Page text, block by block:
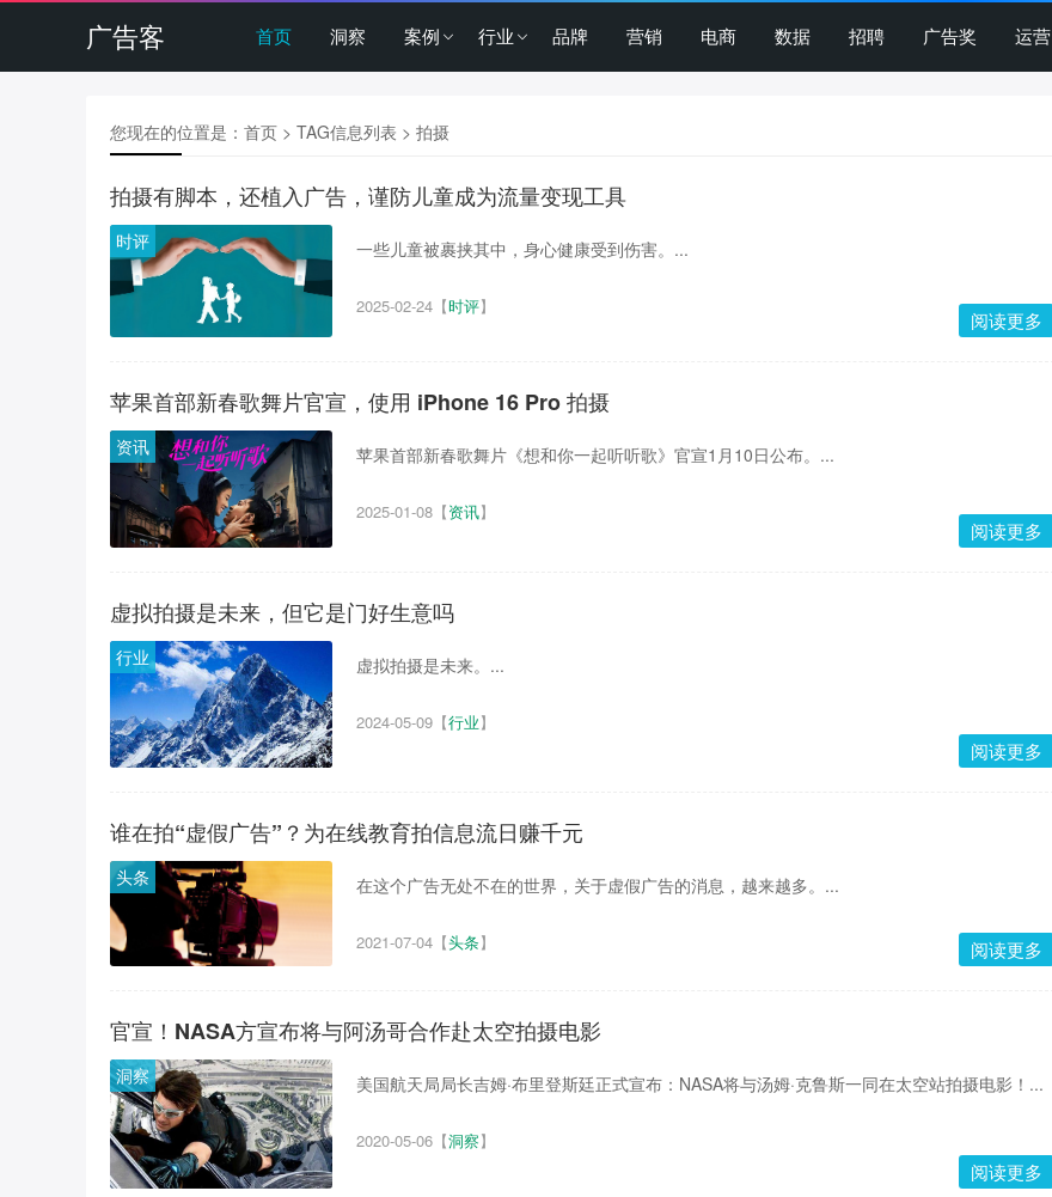
广告客 首页 洞察 案例 行业 品牌 营销 电商 数据 招聘 广告奖 运营
您现在的位置是： 首页 > TAG信息列表 > 拍摄
拍摄有脚本，还植入广告，谨防儿童成为流量变现工具
时评 一些儿童被裹挟其中，身心健康受到伤害。...
2025-02-24【时评】
阅读更多
苹果首部新春歌舞片官宣，使用 iPhone 16 Pro 拍摄
资讯 苹果首部新春歌舞片《想和你一起听听歌》官宣1月10日公布。...
2025-01-08【资讯】
阅读更多
虚拟拍摄是未来，但它是门好生意吗
行业 虚拟拍摄是未来。...
2024-05-09【行业】
阅读更多
谁在拍“虚假广告”？为在线教育拍信息流日赚千元
头条 在这个广告无处不在的世界，关于虚假广告的消息，越来越多。...
2021-07-04【头条】 阅读更多
官宣！NASA方宣布将与阿汤哥合作赴太空拍摄电影
洞察 美国航天局局长吉姆·布里登斯廷正式宣布：NASA将与汤姆·克鲁斯一同在太空站拍摄电影！...
2020-05-06【洞察】
阅读更多